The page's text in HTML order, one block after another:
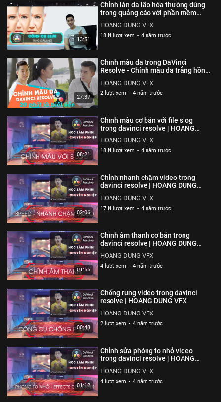
davinci resolve, chống rung video davinci resolve, tạo title
davinci resolve
Thể loại :HỌC TRỰC TUYẾN
13:51
Chỉnh làn da lão hóa thường dùng
trong quảng cáo với phần mềm
HOANG DUNG VFX
18 N lượt xem - 4 năm trước
27:37
Chỉnh màu da trong DaVinci
Resolve - Chỉnh màu da trắng hồng
HOANG DUNG VFX
2 lượt xem - 4 năm trước
08:21
Chỉnh màu cơ bản với file slog
trong davinci resolve | HOANG
HOANG DUNG VFX
18 N lượt xem - 4 năm trước
02:06
Chỉnh nhanh chậm video trong
davinci resolve | HOANG DUNG
HOANG DUNG VFX
17 N lượt xem - 4 năm trước
01:55
Chỉnh âm thanh cơ bản trong
davinci resolve | HOANG DUNG
HOANG DUNG VFX
4 lượt xem - 4 năm trước
00:48
Chống rung video trong davinci
resolve | HOANG DUNG VFX
HOANG DUNG VFX
2 lượt xem - 4 năm trước
01:12
Chỉnh sửa phóng to nhỏ video
trong davinci resolve | HOANG
HOANG DUNG VFX
4 lượt xem - 4 năm trước